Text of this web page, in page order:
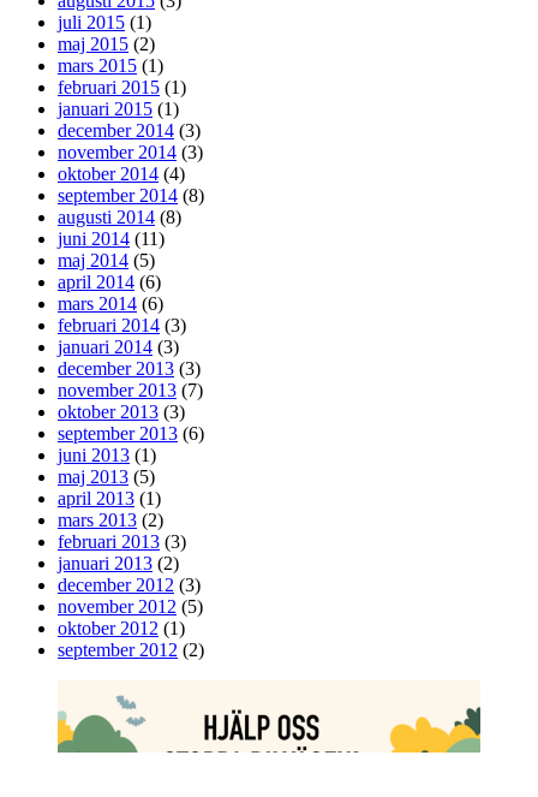
juli 2015 (1)
maj 2015 (2)
mars 2015 (1)
februari 2015 (1)
januari 2015 (1)
december 2014 (3)
november 2014 (3)
oktober 2014 (4)
september 2014 (8)
augusti 2014 (8)
juni 2014 (11)
maj 2014 (5)
april 2014 (6)
mars 2014 (6)
februari 2014 (3)
januari 2014 (3)
december 2013 (3)
november 2013 (7)
oktober 2013 (3)
september 2013 (6)
juni 2013 (1)
maj 2013 (5)
april 2013 (1)
mars 2013 (2)
februari 2013 (3)
januari 2013 (2)
december 2012 (3)
november 2012 (5)
oktober 2012 (1)
september 2012 (2)